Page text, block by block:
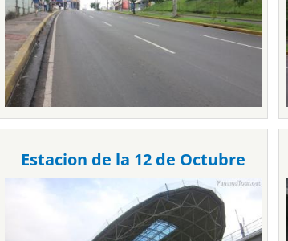
Estacion de la 12 de Octubre